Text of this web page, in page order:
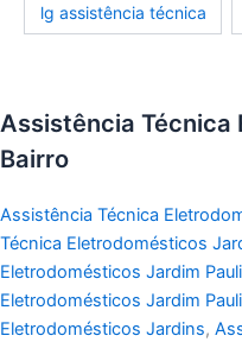
lg assistência técnica
Assistência Técnica
Bairro
Assistência Técnica
Técnica Eletrodomésticos
Eletrodomésticos Jardim
Eletrodomésticos Jardim
Eletrodomésticos Jardins,